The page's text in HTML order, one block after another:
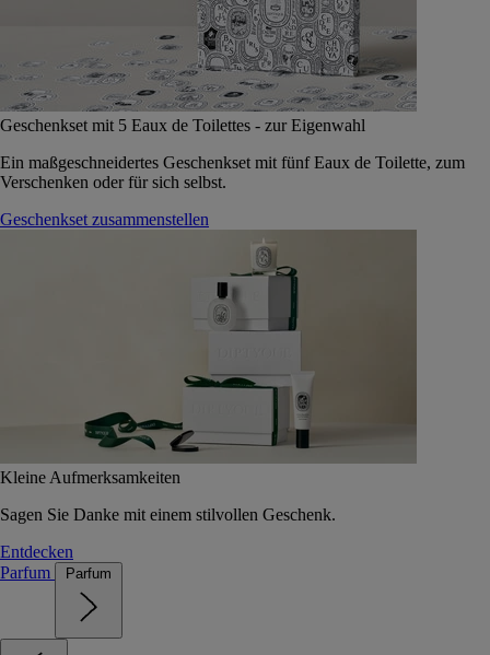
Geschenkset mit 5 Eaux de Toilettes - zur Eigenwahl
Ein maßgeschneidertes Geschenkset mit fünf Eaux de Toilette, zum
Verschenken oder für sich selbst.
Geschenkset zusammenstellen
Kleine Aufmerksamkeiten
Sagen Sie Danke mit einem stilvollen Geschenk.
Entdecken
Parfum
Parfum